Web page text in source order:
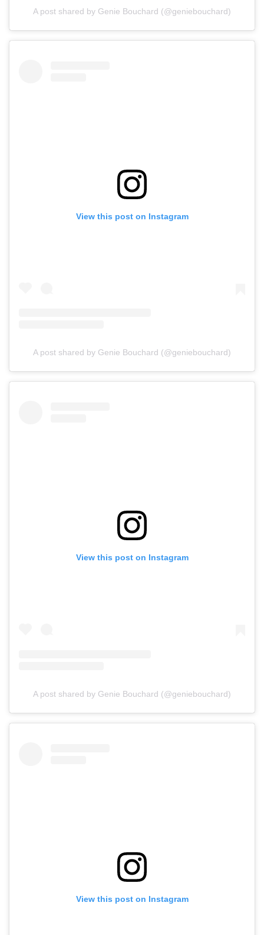
A post shared by Genie Bouchard (@geniebouchard)
View this post on Instagram
A post shared by Genie Bouchard (@geniebouchard)
View this post on Instagram
A post shared by Genie Bouchard (@geniebouchard)
View this post on Instagram